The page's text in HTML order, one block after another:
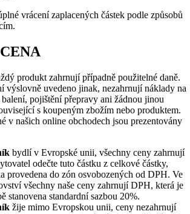
vrácení zaplacených částek podle způsobů
produkt zahrnují případně použitelné daně.
výslovně uvedeno jinak, nezahrnují náklady na
pojištění přepravy ani žádnou jinou
s koupeným zbožím nebo produktem.
v našich online obchodech jsou prezentovány
bydlí v Evropské unii, všechny ceny zahrnují
odečte tuto částku z celkové částky,
provedena do zón osvobozených od DPH. Ve
všechny naše ceny zahrnují DPH, která je
stanovena standardní sazbou 20%.
žije mimo Evropskou unii, ceny nezahrnují